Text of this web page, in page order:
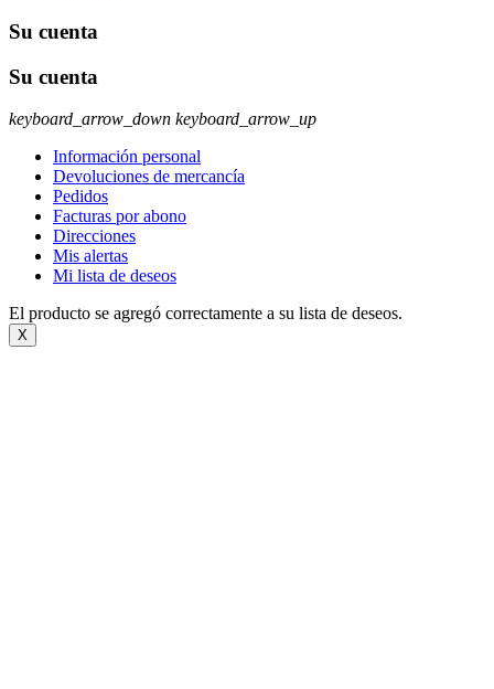
Su cuenta
Su cuenta
keyboard_arrow_down keyboard_arrow_up
Información personal
Devoluciones de mercancía
Pedidos
Facturas por abono
Direcciones
Mis alertas
Mi lista de deseos
El producto se agregó correctamente a su lista de deseos.
X